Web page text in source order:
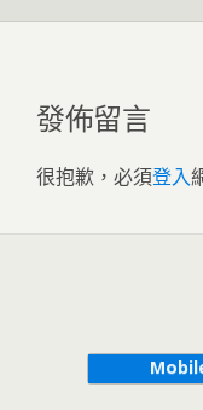
發佈留言
很抱歉，必須登入